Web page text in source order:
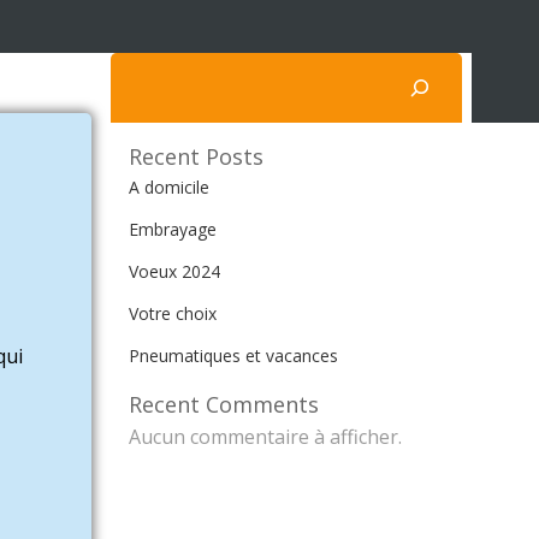
Rechercher
Recent Posts
A domicile
Embrayage
Voeux 2024
Votre choix
Pneumatiques et vacances
Recent Comments
Aucun commentaire à afficher.